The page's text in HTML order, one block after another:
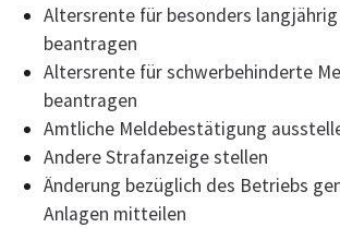
Altersrente für besonders
beantragen
Altersrente für schwerbehinderte
beantragen
Amtliche Meldebestätigung
Andere Strafanzeige stellen
Änderung bezüglich des Betriebs
Anlagen mitteilen